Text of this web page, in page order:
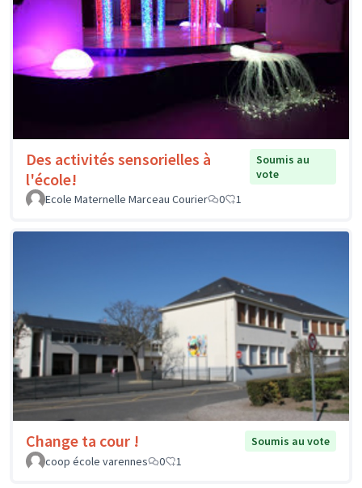
Des activités sensorielles à
l'école!
Soumis au
vote
Ecole Maternelle Marceau Courier
0 1
Change ta cour !
Soumis au vote
coop école varennes
0 1